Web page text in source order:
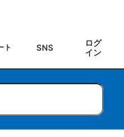
ト SNS
ログ
イン